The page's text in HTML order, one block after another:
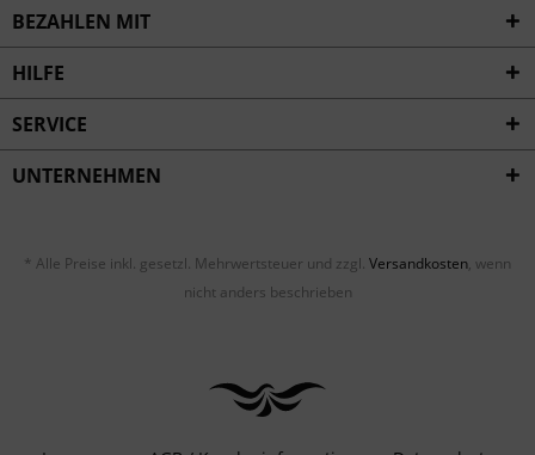
BEZAHLEN MIT
HILFE
SERVICE
UNTERNEHMEN
* Alle Preise inkl. gesetzl. Mehrwertsteuer und zzgl. Versandkosten, wenn
nicht anders beschrieben